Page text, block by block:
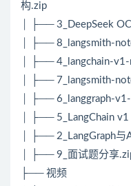
构.zip
│ ├── 3_DeepSeek
│ ├── 8_langsmith-
│ ├── 4_langchain-
│ ├── 7_langsmith-
│ ├── 6_langgraph-
│ ├── 5_LangChain
│ ├── 2_LangGraph
│ ├── 9_面试题分享
├── 视频